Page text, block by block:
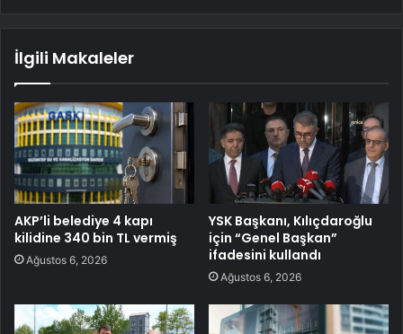
İlgili Makaleler
AKP’li belediye 4 kapı
kilidine 340 bin TL vermiş
Ağustos 6, 2026
YSK Başkanı, Kılıçdaroğlu
için “Genel Başkan”
ifadesini kullandı
Ağustos 6, 2026